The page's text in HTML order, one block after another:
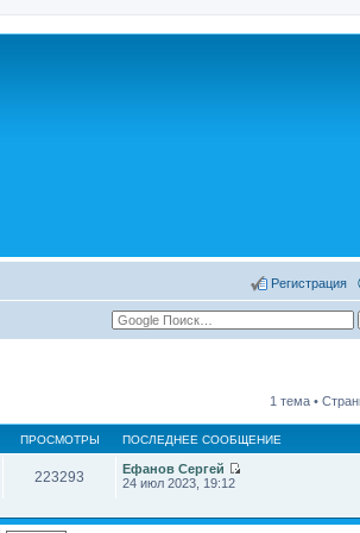
Регистрация
1 тема •
ПРОСМОТРЫ ПОСЛЕДНЕЕ СООБЩЕНИЕ
223293
Ефанов Сергей
е
24 июл 2023, 19:12